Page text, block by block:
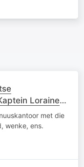
Loraine
met die
wenke, ens.